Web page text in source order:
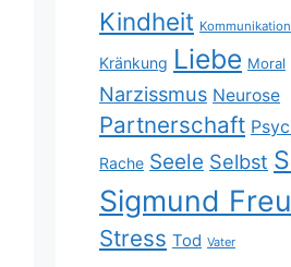
Kindheit Kommunikation
Kränkung Liebe Moral
Narzissmus Neurose
Partnerschaft
Rache Seele Selbst
Sigmund
Stress Tod Vater